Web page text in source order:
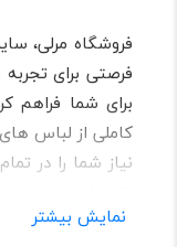
فروشگاه مرلی،
فرصتی برای
برای شما فراهم
کاملی از لباس
نیاز شما را در
شدن به ایام
نمایش بیشتر